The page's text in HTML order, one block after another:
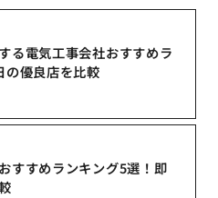
る電気工事会社おすすめラ
の優良店を比較
すすめランキング5選！即